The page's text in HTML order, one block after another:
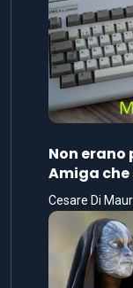
Non
Amiga
Cesare Di